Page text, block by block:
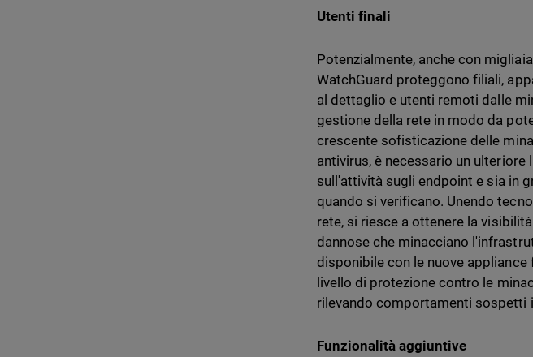
Utenti finali
Potenzialmente, anche con
WatchGuard proteggono filiali,
al dettaglio e utenti remoti dalle
gestione della rete in modo da
crescente sofisticazione delle
antivirus, è necessario un
sull'attività sugli endpoint e sia in
quando si verificano. Unendo
rete, si riesce a ottenere la
dannose che minacciano
disponibile con le nuove appliance
livello di protezione contro le
rilevando comportamenti sospetti
Funzionalità aggiuntive